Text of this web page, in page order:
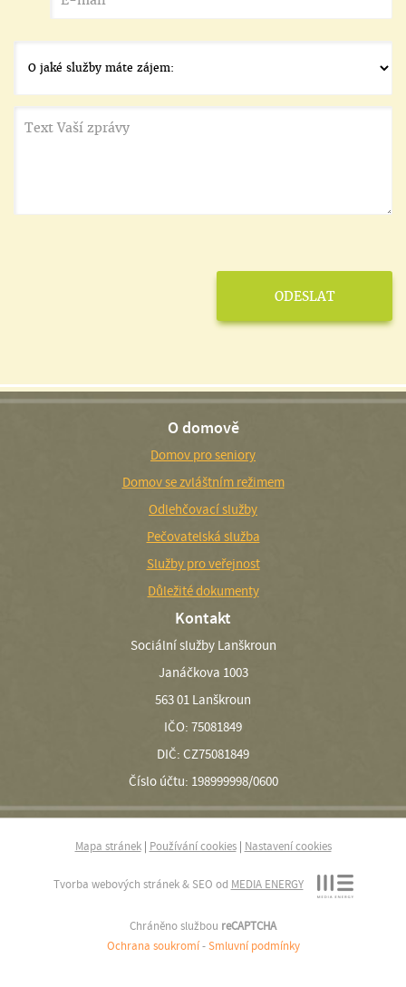
O domově
Domov pro seniory
Domov se zvláštním režimem
Odlehčovací služby
Pečovatelská služba
Služby pro veřejnost
Důležité dokumenty
Kontakt
Sociální služby Lanškroun
Janáčkova 1003
563 01 Lanškroun
IČO: 75081849
DIČ: CZ75081849
Číslo účtu: 198999998/0600
Mapa stránek| Používání cookies| Nastavení cookies
Tvorba webových stránek & SEO od MEDIA ENERGY
Chráněno službou reCAPTCHA
Ochrana soukromí -Smluvní podmínky